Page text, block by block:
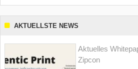
AKTUELLSTE NEWS
Aktuelles
Zipcon